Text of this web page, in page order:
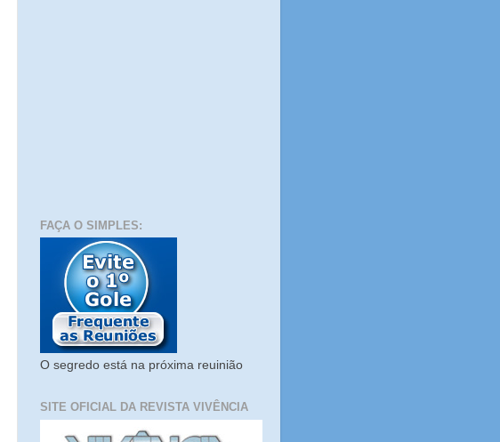
FAÇA O SIMPLES:
O segredo está na próxima reuinião
SITE OFICIAL DA REVISTA VIVÊNCIA